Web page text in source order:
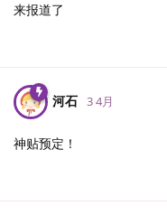
来报道了
河石 3 4月
神贴预定！